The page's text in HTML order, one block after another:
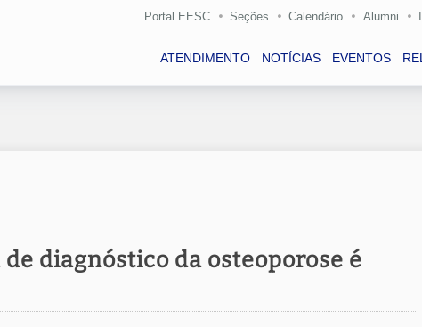
Portal EESC Seções Calendário Alumni
ATENDIMENTO NOTÍCIAS EVENTOS
diagnóstico da osteoporose é